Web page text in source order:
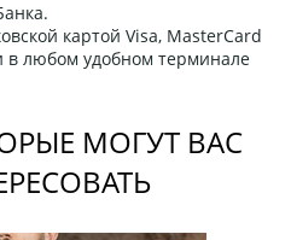
картой Visa, MasterCard
в любом удобном терминале
МОГУТ ВАС